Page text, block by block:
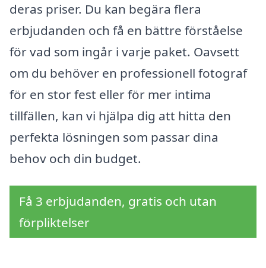
deras priser. Du kan begära flera
erbjudanden och få en bättre förståelse
för vad som ingår i varje paket. Oavsett
om du behöver en professionell fotograf
för en stor fest eller för mer intima
tillfällen, kan vi hjälpa dig att hitta den
perfekta lösningen som passar dina
behov och din budget.
Få 3 erbjudanden, gratis och utan
förpliktelser